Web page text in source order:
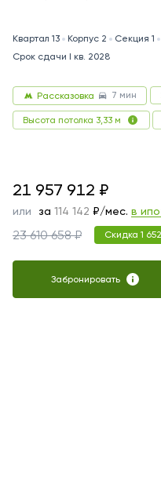
Квартал 13 Корпус 2 Секция 1
Срок сдачи I кв. 2028
Рассказовка 7 мин
Высота потолка 3,33 м
21957912
21 957 912 ₽
или за 114 142 ₽/мес. в
23 610 658 ₽ Скидка 1
Забронировать